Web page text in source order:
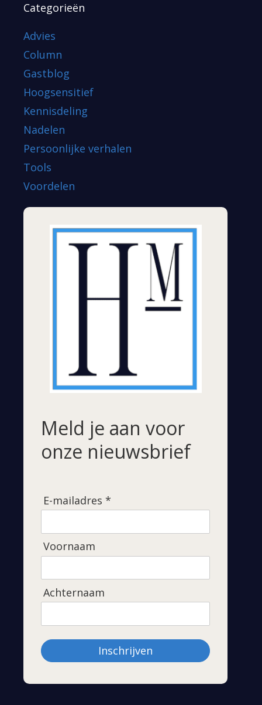
Categorieën
Advies
Column
Gastblog
Hoogsensitief
Kennisdeling
Nadelen
Persoonlijke verhalen
Tools
Voordelen
Meld je aan voor
onze nieuwsbrief
E-mailadres *
Voornaam
Achternaam
Inschrijven